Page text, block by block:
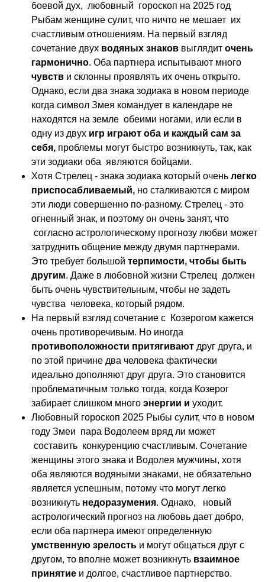
боевой дух, любовный гороскоп на 2025 год
Рыбам женщине сулит, что ничто не мешает их
счастливым отношениям. На первый взгляд
сочетание двух водяных знаков выглядит очень
гармонично. Оба партнера испытывают много
чувств и склонны проявлять их очень открыто.
Однако, если два знака зодиака в новом периоде
когда символ Змея командует в календаре не
находятся на земле обеими ногами, или если в
одну из двух игр играют оба и каждый сам за
себя, проблемы могут быстро возникнуть, так, как
эти зодиаки оба являются бойцами.
Хотя Стрелец - знака зодиака который очень легко
приспосабливаемый, но сталкиваются с миром
эти люди совершенно по-разному. Стрелец - это
огненный знак, и поэтому он очень занят, что
согласно астрологическому прогнозу любви может
затруднить общение между двумя партнерами.
Это требует большой терпимости, чтобы быть
другим. Даже в любовной жизни Стрелец должен
быть очень чувствительным, чтобы не задеть
чувства человека, который рядом.
На первый взгляд сочетание с Козерогом кажется
очень противоречивым. Но иногда
противоположности притягивают друг друга, и
по этой причине два человека фактически
идеально дополняют друг друга. Это становится
проблематичным только тогда, когда Козерог
забирает слишком много энергии и уходит.
Любовный гороскоп 2025 Рыбы сулит, что в новом
году Змеи пара Водолеем вряд ли может
составить конкуренцию счастливым. Сочетание
женщины этого знака и Водолея мужчины, хотя
оба являются водяными знаками, не обязательно
является успешным, потому что могут легко
возникнуть недоразумения. Однако, новый
астрологический прогноз на любовь дает добро,
если оба партнера имеют определенную
умственную зрелость и могут общаться друг с
другом, то вполне может возникнуть взаимное
принятие и долгое, счастливое партнерство.